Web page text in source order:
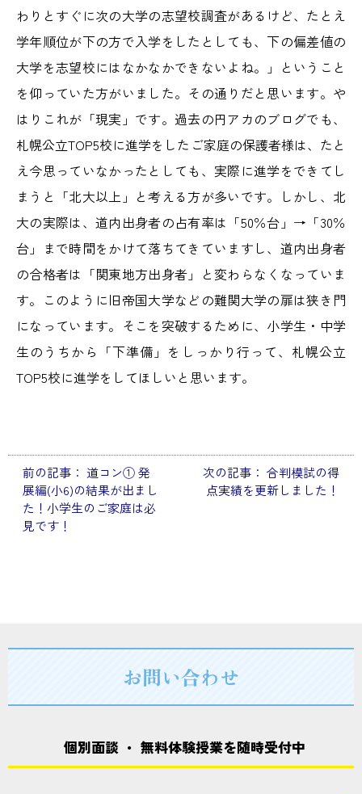
わりとすぐに次の大学の志望校調査があるけど、たとえ
学年順位が下の方で入学をしたとしても、下の偏差値の
大学を志望校にはなかなかできないよね。」ということ
を仰っていた方がいました。その通りだと思います。や
はりこれが「現実」です。過去の円アカのブログでも、
札幌公立TOP5校に進学をしたご家庭の保護者様は、たと
え今思っていなかったとしても、実際に進学をできてし
まうと「北大以上」と考える方が多いです。しかし、北
大の実際は、道内出身者の占有率は「50％台」→「30％
台」まで時間をかけて落ちてきていますし、道内出身者
の合格者は「関東地方出身者」と変わらなくなっていま
す。このように旧帝国大学などの難関大学の扉は狭き門
になっています。そこを突破するために、小学生・中学
生のうちから「下準備」をしっかり行って、札幌公立
TOP5校に進学をしてほしいと思います。
投
稿
ナ
シ
前の記事： 道コン① 発
展編(小6)の結果が出まし
た！小学生のご家庭は必
見です！
次の記事： 合判模試の得
点実績を更新しました！
お問い合わせ
個別面談 ・ 無料体験授業を随時受付中